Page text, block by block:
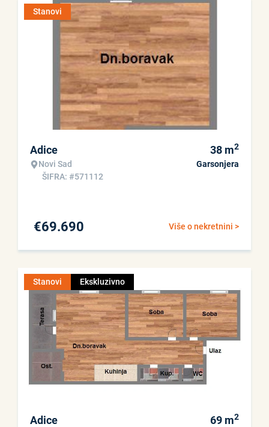
Stanovi
Adice
Novi Sad
ŠIFRA: #571112
38 m2
Garsonjera
Više o nekretnini >
€69.690
Stanovi Ekskluzivno
Adice 69 m2